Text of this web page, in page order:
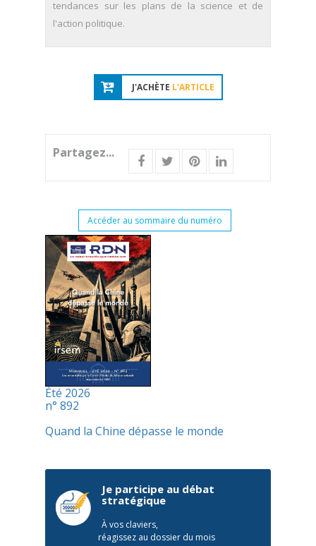
tendances sur les plans de la science et de
l'action politique.
J'ACHÈTE L'ARTICLE
Partagez...
Accéder au sommaire du numéro
Été 2026
n° 892
Quand la Chine dépasse le monde
Je participe au débat
stratégique
À vos claviers,
réagissez au dossier du mois